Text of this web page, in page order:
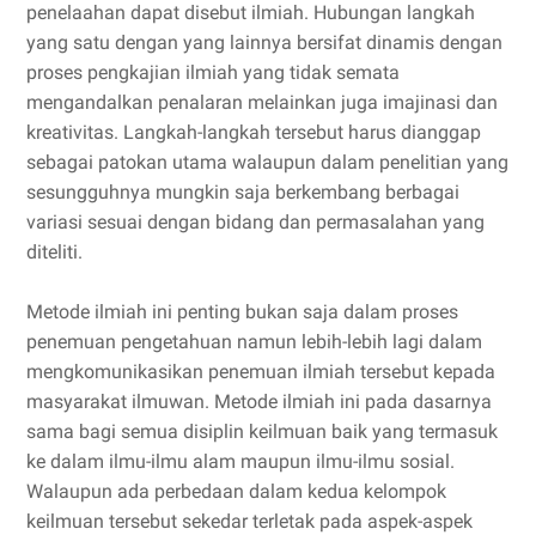
penelaahan dapat disebut ilmiah. Hubungan langkah
yang satu dengan yang lainnya bersifat dinamis dengan
proses pengkajian ilmiah yang tidak semata
mengandalkan penalaran melainkan juga imajinasi dan
kreativitas. Langkah-langkah tersebut harus dianggap
sebagai patokan utama walaupun dalam penelitian yang
sesungguhnya mungkin saja berkembang berbagai
variasi sesuai dengan bidang dan permasalahan yang
diteliti.
Metode ilmiah ini penting bukan saja dalam proses
penemuan pengetahuan namun lebih-lebih lagi dalam
mengkomunikasikan penemuan ilmiah tersebut kepada
masyarakat ilmuwan. Metode ilmiah ini pada dasarnya
sama bagi semua disiplin keilmuan baik yang termasuk
ke dalam ilmu-ilmu alam maupun ilmu-ilmu sosial.
Walaupun ada perbedaan dalam kedua kelompok
keilmuan tersebut sekedar terletak pada aspek-aspek